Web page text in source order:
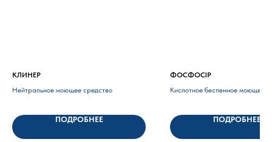
КЛИНЕР
Нейтральное моющее средство
ПОДРОБНЕЕ
ФОСФОCIP
Кислотное беспенное моющее
ПОДРОБНЕЕ